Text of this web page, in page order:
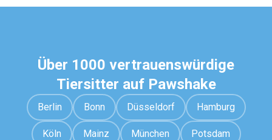
Über 1000 vertrauenswürdige
Tiersitter auf Pawshake
Berlin Bonn Düsseldorf Hamburg
Köln Mainz München Potsdam